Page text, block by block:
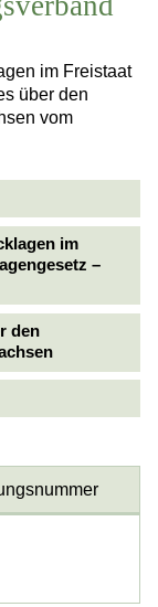
im Freistaat
über den
vom
im
–
den